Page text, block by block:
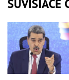
SÚVISIACE